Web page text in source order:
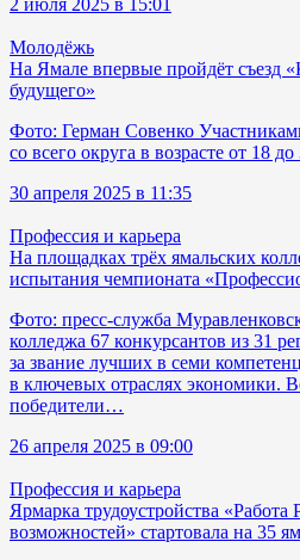
Молодёжь
На Ямале впервые пройдёт съезд
будущего»
Фото: Герман Совенко
со всего округа в возрасте от 18
30 апреля 2025 в 11:35
Профессия и карьера
На площадках трёх ямальских
испытания чемпионата
Фото: пресс-служба
колледжа 67 конкурсантов из 31
за звание лучших в семи
в ключевых отраслях экономики.
победители…
26 апреля 2025 в 09:00
Профессия и карьера
Ярмарка трудоустройства «Работа
возможностей» стартовала на 35